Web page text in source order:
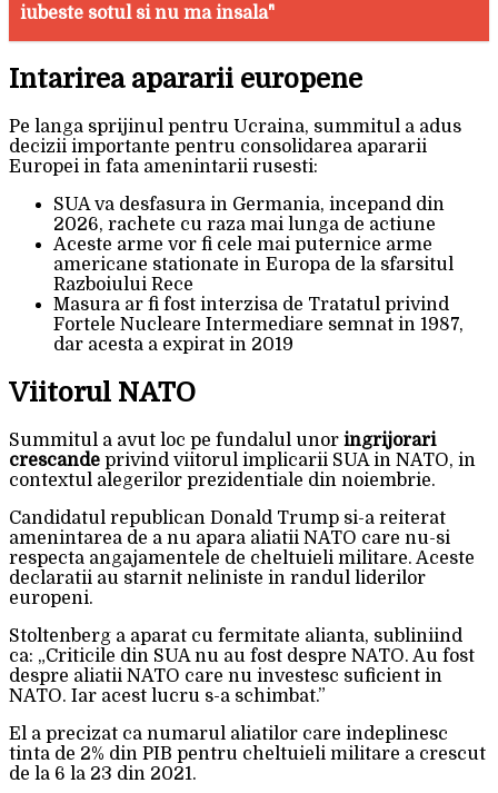
iubeste sotul si nu ma insala"
Intarirea apararii europene
Pe langa sprijinul pentru Ucraina, summitul a adus
decizii importante pentru consolidarea apararii
Europei in fata amenintarii rusesti:
SUA va desfasura in Germania, incepand din
2026, rachete cu raza mai lunga de actiune
Aceste arme vor fi cele mai puternice arme
americane stationate in Europa de la sfarsitul
Razboiului Rece
Masura ar fi fost interzisa de Tratatul privind
Fortele Nucleare Intermediare semnat in 1987,
dar acesta a expirat in 2019
Viitorul NATO
Summitul a avut loc pe fundalul unor ingrijorari
crescande privind viitorul implicarii SUA in NATO, in
contextul alegerilor prezidentiale din noiembrie.
Candidatul republican Donald Trump si-a reiterat
amenintarea de a nu apara aliatii NATO care nu-si
respecta angajamentele de cheltuieli militare. Aceste
declaratii au starnit neliniste in randul liderilor
europeni.
Stoltenberg a aparat cu fermitate alianta, subliniind
ca: „Criticile din SUA nu au fost despre NATO. Au fost
despre aliatii NATO care nu investesc suficient in
NATO. Iar acest lucru s-a schimbat.”
El a precizat ca numarul aliatilor care indeplinesc
tinta de 2% din PIB pentru cheltuieli militare a crescut
de la 6 la 23 din 2021.